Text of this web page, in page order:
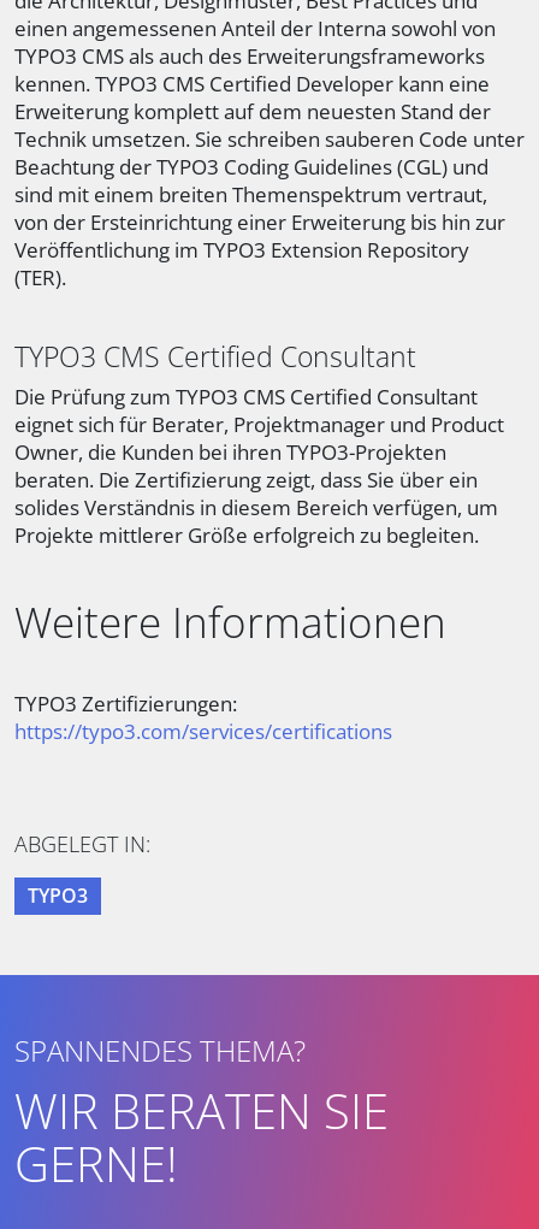
einen angemessenen Anteil der Interna sowohl von
TYPO3 CMS als auch des Erweiterungsframeworks
kennen. TYPO3 CMS Certified Developer kann eine
Erweiterung komplett auf dem neuesten Stand der
Technik umsetzen. Sie schreiben sauberen Code unter
Beachtung der TYPO3 Coding Guidelines (CGL) und
sind mit einem breiten Themenspektrum vertraut,
von der Ersteinrichtung einer Erweiterung bis hin zur
Veröffentlichung im TYPO3 Extension Repository
(TER).
TYPO3 CMS Certified Consultant
Die Prüfung zum TYPO3 CMS Certified Consultant
eignet sich für Berater, Projektmanager und Product
Owner, die Kunden bei ihren TYPO3-Projekten
beraten. Die Zertifizierung zeigt, dass Sie über ein
solides Verständnis in diesem Bereich verfügen, um
Projekte mittlerer Größe erfolgreich zu begleiten.
Weitere Informationen
TYPO3 Zertifizierungen:
https://typo3.com/services/certifications
ABGELEGT IN:
TYPO3
SPANNENDES THEMA?
WIR BERATEN SIE
GERNE!